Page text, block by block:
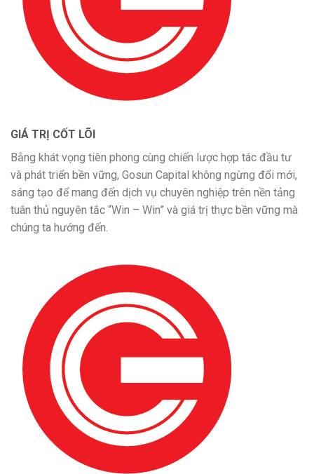
GIÁ TRỊ CỐT LÕI
Bằng khát vọng tiên phong cùng chiến lược hợp tác đầu tư
và phát triển bền vững, Gosun Capital không ngừng đổi mới,
sáng tạo để mang đến dịch vụ chuyên nghiệp trên nền tảng
tuân thủ nguyên tắc “Win – Win” và giá trị thực bền vững mà
chúng ta hướng đến.